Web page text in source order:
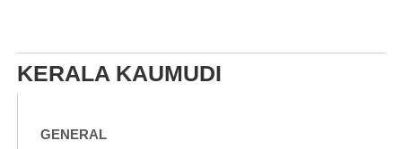
KERALA KAUMUDI
GENERAL